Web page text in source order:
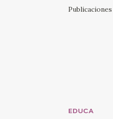
Publicaciones
EDUCA